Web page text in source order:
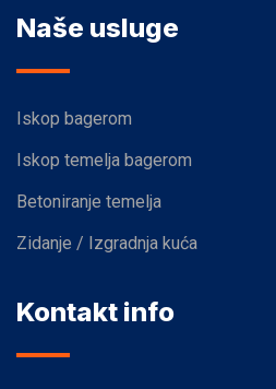
Naše usluge
Iskop bagerom
Iskop temelja bagerom
Betoniranje temelja
Zidanje / Izgradnja kuća
Kontakt info